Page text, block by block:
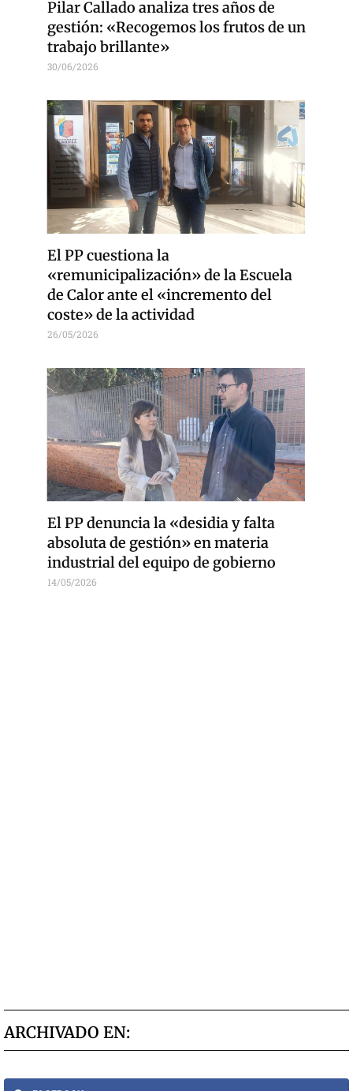
Pilar Callado analiza tres años de
gestión: «Recogemos los frutos de un
trabajo brillante»
30/06/2026
El PP cuestiona la
«remunicipalización» de la Escuela
de Calor ante el «incremento del
coste» de la actividad
26/05/2026
El PP denuncia la «desidia y falta
absoluta de gestión» en materia
industrial del equipo de gobierno
14/05/2026
ARCHIVADO EN: